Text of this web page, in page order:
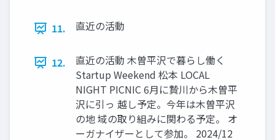
11. 直近の活動
12.
直近の活動 木曽平沢で暮らし働く
Startup Weekend 松本 LOCAL
NIGHT PICNIC 6月に贄川から木曽平
沢に引っ 越し予定。今年は木曽平沢
の地 域の取り組みに関わる予定。 オ
ーガナイザーとして参加。 2024/12